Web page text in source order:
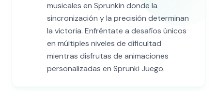
musicales en Sprunkin donde la
sincronización y la precisión determinan
la victoria. Enfréntate a desafíos únicos
en múltiples niveles de dificultad
mientras disfrutas de animaciones
personalizadas en Sprunki Juego.